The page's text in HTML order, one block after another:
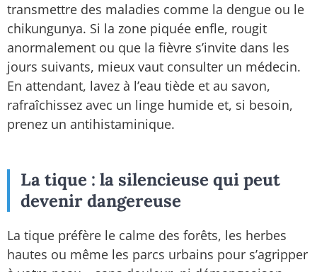
transmettre des maladies comme la dengue ou le
chikungunya. Si la zone piquée enfle, rougit
anormalement ou que la fièvre s’invite dans les
jours suivants, mieux vaut consulter un médecin.
En attendant, lavez à l’eau tiède et au savon,
rafraîchissez avec un linge humide et, si besoin,
prenez un antihistaminique.
La tique : la silencieuse qui peut
devenir dangereuse
La tique préfère le calme des forêts, les herbes
hautes ou même les parcs urbains pour s’agripper